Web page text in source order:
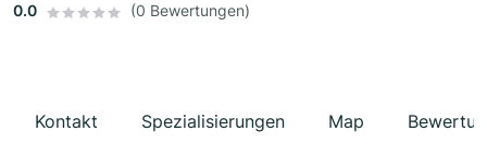
0.0
(0 Bewertungen)
Kontakt Spezialisierungen Map